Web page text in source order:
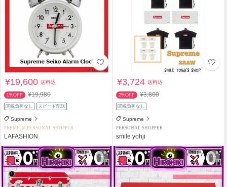
¥19,600送料込
1%OFF ¥19,980
関税負担なし スピード配送
Supreme
PREMIUM PERSONAL SHOPPER
LAFASHION
¥3,724送料込
2%OFF ¥3,800
関税負担なし
Supreme
PERSONAL SHOPPER
smile yohji